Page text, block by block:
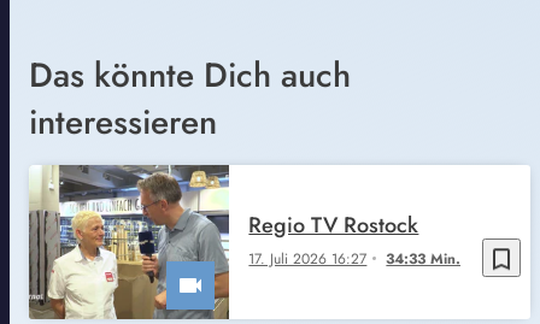
Das könnte Dich auch
interessieren
bookmark_border
17. Juli 2026 16:27 34:33 Min.
Regio TV Rostock